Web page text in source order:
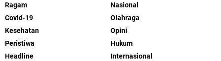
Ragam
Nasional
Covid-19
Olahraga
Kesehatan
Opini
Peristiwa
Hukum
Headline
Internasional